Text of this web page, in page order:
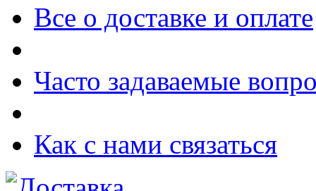
Все о доставке и оплате
Часто задаваемые
Как с нами связаться